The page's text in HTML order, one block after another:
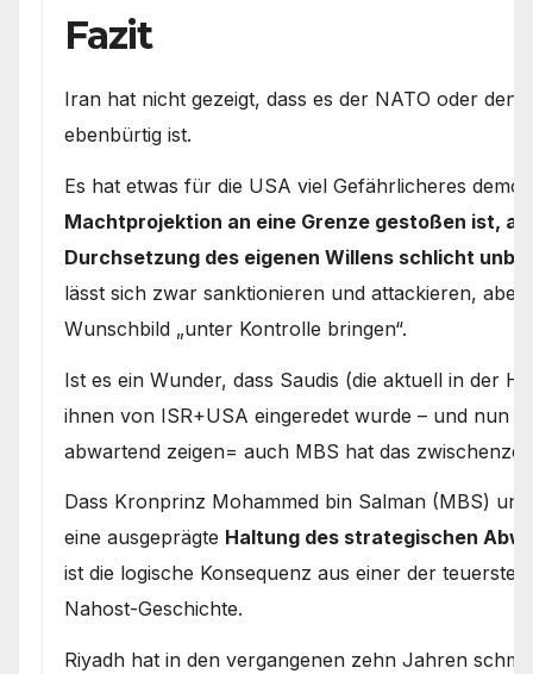
Fazit
Iran hat nicht gezeigt, dass es der NATO oder den
ebenbürtig ist.
Es hat etwas für die USA viel Gefährlicheres
Machtprojektion an eine Grenze gestoßen ist,
Durchsetzung des eigenen Willens schlicht
lässt sich zwar sanktionieren und attackieren,
Wunschbild „unter Kontrolle bringen“.
Ist es ein Wunder, dass Saudis (die aktuell in der
ihnen von ISR+USA eingeredet wurde – und nun
abwartend zeigen= auch MBS hat das
Dass Kronprinz Mohammed bin Salman (MBS)
eine ausgeprägte Haltung des strategischen
ist die logische Konsequenz aus einer der
Nahost-Geschichte.
Riyadh hat in den vergangenen zehn Jahren